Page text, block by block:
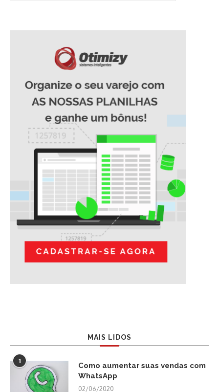
MAIS LIDOS
1
Como aumentar suas vendas com
WhatsApp
02/06/2020